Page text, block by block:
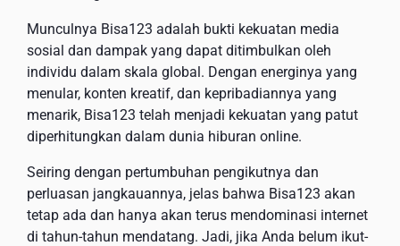
Munculnya Bisa123 adalah bukti kekuatan media
sosial dan dampak yang dapat ditimbulkan oleh
individu dalam skala global. Dengan energinya yang
menular, konten kreatif, dan kepribadiannya yang
menarik, Bisa123 telah menjadi kekuatan yang patut
diperhitungkan dalam dunia hiburan online.
Seiring dengan pertumbuhan pengikutnya dan
perluasan jangkauannya, jelas bahwa Bisa123 akan
tetap ada dan hanya akan terus mendominasi internet
di tahun-tahun mendatang. Jadi, jika Anda belum ikut-